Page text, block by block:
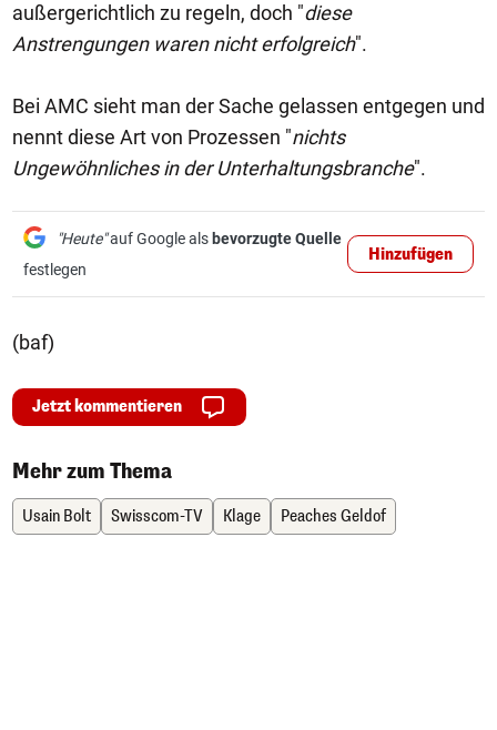
außergerichtlich zu regeln, doch "diese
Anstrengungen waren nicht erfolgreich".
Bei AMC sieht man der Sache gelassen entgegen und
nennt diese Art von Prozessen "nichts
Ungewöhnliches in der Unterhaltungsbranche".
"Heute"auf Google als bevorzugte Quelle
festlegen
Hinzufügen
(baf)
Jetzt kommentieren
Mehr zum Thema
Usain Bolt Swisscom-TV Klage Peaches Geldof